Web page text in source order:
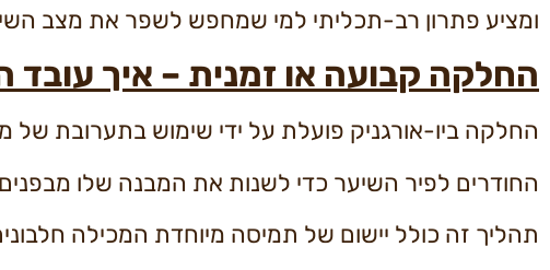
ומציע פתרון רב-תכליתי למי שמחפש לשפר את מצב
החלקה קבועה או זמנית – איך
החלקה ביו-אורגניק פועלת על ידי שימוש בתערובת של
החודרים לפיר השיער כדי לשנות את המבנה שלו
תהליך זה כולל יישום של תמיסה מיוחדת המכילה